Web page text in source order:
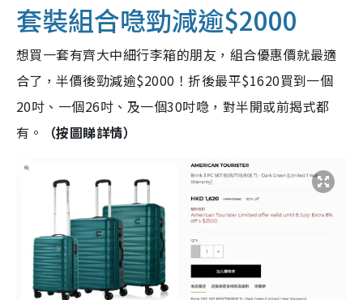
套裝組合喼勁減逾$2000
想買一套有齊大中細行李箱的朋友，組合優惠價就最適
合了，半價後勁減逾$2000！折後最平$1620買到一個
20吋、一個26吋、及一個30吋喼，對半開或前揭式都
有。
（按圖睇詳情）